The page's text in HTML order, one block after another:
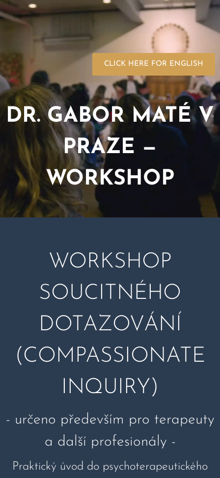
CLICK HERE FOR ENGLISH
DR. GABOR MATÉ V
PRAZE —
WORKSHOP
WORKSHOP
SOUCITNÉHO
DOTAZOVÁNÍ
(COMPASSIONATE
INQUIRY)
- určeno především pro terapeuty
a další profesionály -
Praktický úvod do psychoterapeutického